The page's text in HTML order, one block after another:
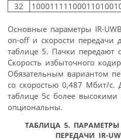
32
Основные параметры IR-
on-off и скорости
таблице 5. Пачки передают
Скорость избыточного
Обязательным вариантом
со скоростью 0,487 Мбит/с.
таблице 5с более
опциональны.
ТАБЛИЦА 5.
ПЕРЕДАЧИ IR-